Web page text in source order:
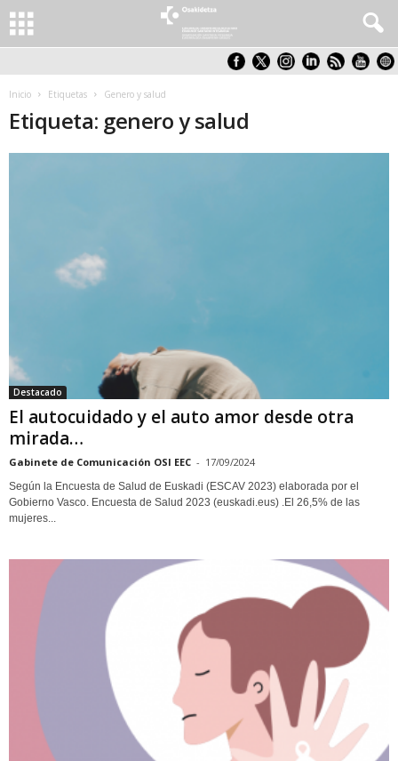
Inicio Etiquetas Genero y salud
Etiqueta: genero y salud
Destacado
El autocuidado y el auto amor desde otra
mirada…
Gabinete de Comunicación OSI EEC - 17/09/2024
Según la Encuesta de Salud de Euskadi (ESCAV 2023) elaborada por el
Gobierno Vasco. Encuesta de Salud 2023 (euskadi.eus) .El 26,5% de las
mujeres...